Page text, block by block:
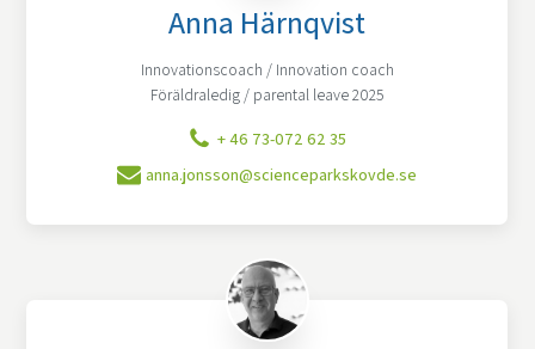
Anna Härnqvist
Innovationscoach / Innovation coach
Föräldraledig / parental leave 2025
+ 46 73-072 62 35
anna.jonsson@scienceparkskovde.se